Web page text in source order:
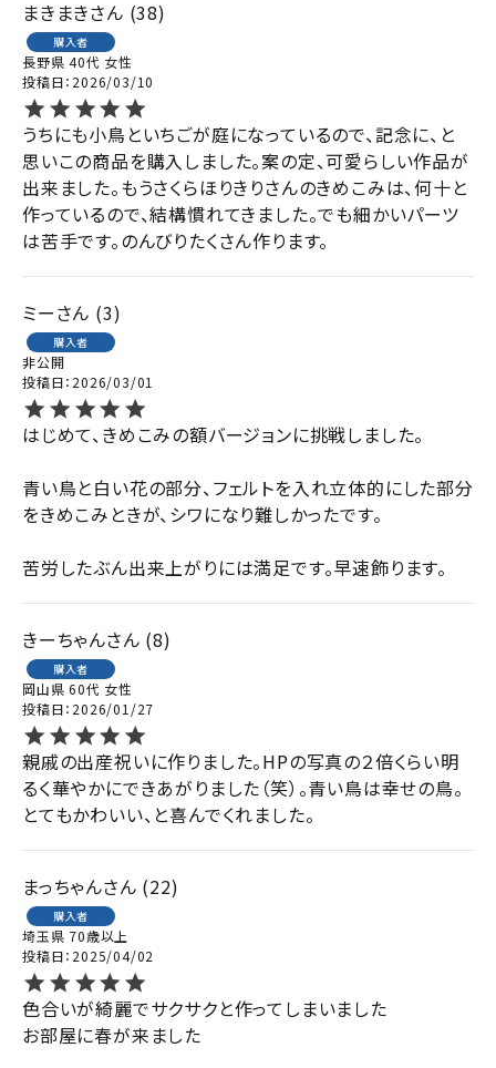
まきまき 38
購入者
長野県 40代 女性
投稿日 2026/03/10
うちにも小鳥といちごが庭になっているので、記念に、と
思いこの商品を購入しました。案の定、可愛らしい作品が
出来ました。もうさくらほりきりさんのきめこみは、何十と
作っているので、結構慣れてきました。でも細かいパーツ
は苦手です。のんびりたくさん作ります。
ミー 3
購入者
非公開
投稿日 2026/03/01
はじめて、きめこみの額バージョンに挑戦しました。
青い鳥と白い花の部分、フェルトを入れ立体的にした部分
をきめこみときが、シワになり難しかったです。
苦労したぶん出来上がりには満足です。早速飾ります。
きーちゃん 8
購入者
岡山県 60代 女性
投稿日 2026/01/27
親戚の出産祝いに作りました。HPの写真の２倍くらい明
るく華やかにできあがりました（笑）。青い鳥は幸せの鳥。
とてもかわいい、と喜んでくれました。
まっちゃん 22
購入者
埼玉県 70歳以上
投稿日 2025/04/02
色合いが綺麗でサクサクと作ってしまいました
お部屋に春が来ました